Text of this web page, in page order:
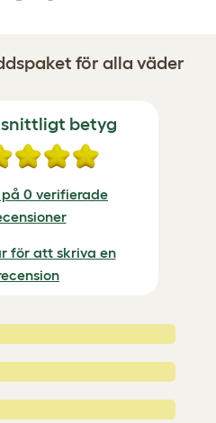
för alla väder
betyg
på 0 verifierade
för att skriva en